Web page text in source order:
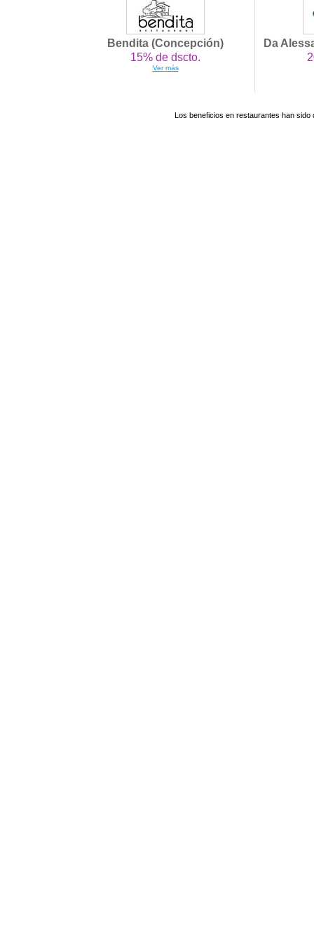
Bendita (Concepción)
15% de dscto.
Ver más
Da
Los beneficios en restaurantes han sido